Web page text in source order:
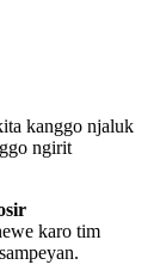
kanggo njaluk
ngirit
karo tim